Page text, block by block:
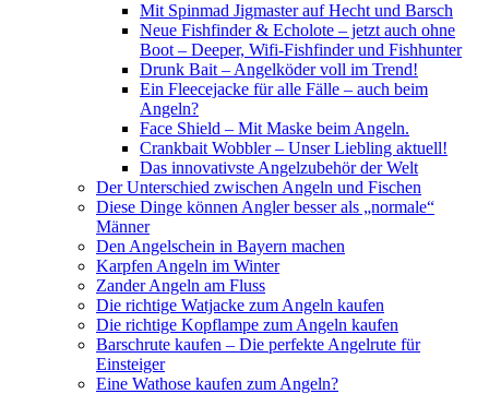
Mit Spinmad Jigmaster auf Hecht und Barsch
Neue Fishfinder & Echolote – jetzt auch ohne
Boot – Deeper, Wifi-Fishfinder und Fishhunter
Drunk Bait – Angelköder voll im Trend!
Ein Fleecejacke für alle Fälle – auch beim
Angeln?
Face Shield – Mit Maske beim Angeln.
Crankbait Wobbler – Unser Liebling aktuell!
Das innovativste Angelzubehör der Welt
Der Unterschied zwischen Angeln und Fischen
Diese Dinge können Angler besser als „normale“
Männer
Den Angelschein in Bayern machen
Karpfen Angeln im Winter
Zander Angeln am Fluss
Die richtige Watjacke zum Angeln kaufen
Die richtige Kopflampe zum Angeln kaufen
Barschrute kaufen – Die perfekte Angelrute für
Einsteiger
Eine Wathose kaufen zum Angeln?